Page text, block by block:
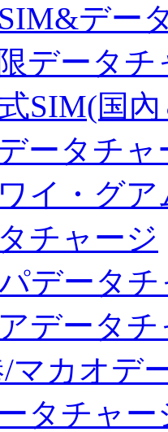
デー
データチ
SIM(国
ータチャ
イ・グ
チャージ
データ
データチ
マカオデ
タチャー